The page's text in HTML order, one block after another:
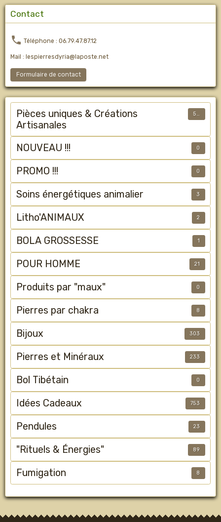
Contact
Téléphone : 06.79.47.87.12
Mail : lespierresdyria@laposte.net
Formulaire de contact
Pièces uniques & Créations
Artisanales
50
NOUVEAU !!! 0
PROMO !!! 0
Soins énergétiques animalier 3
Litho'ANIMAUX 2
BOLA GROSSESSE 1
POUR HOMME 21
Produits par "maux" 0
Pierres par chakra 8
Bijoux 303
Pierres et Minéraux 233
Bol Tibétain 0
Idées Cadeaux 753
Pendules 23
"Rituels & Énergies" 89
Fumigation 8